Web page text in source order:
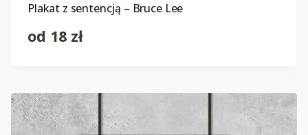
Plakat z sentencją – Bruce Lee
od 18 zł